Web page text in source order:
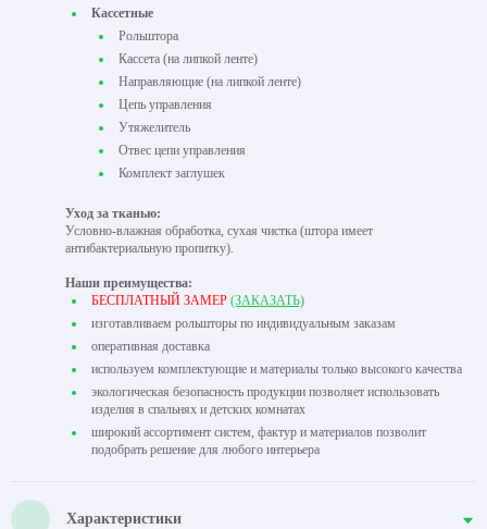
Кассетные
Рольштора
Кассета (на липкой ленте)
Направляющие (на липкой ленте)
Цепь управления
Утяжелитель
Отвес цепи управления
Комплект заглушек
Уход за тканью:
Условно-влажная обработка, сухая чистка (штора имеет
антибактериальную пропитку).
Наши преимущества:
БЕСПЛАТНЫЙ ЗАМЕР (ЗАКАЗАТЬ)
изготавливаем рольшторы по индивидуальным заказам
оперативная доставка
используем комплектующие и материалы только высокого качества
экологическая безопасность продукции позволяет использовать
изделия в спальнях и детских комнатах
широкий ассортимент систем, фактур и материалов позволит
подобрать решение для любого интерьера
Характеристики